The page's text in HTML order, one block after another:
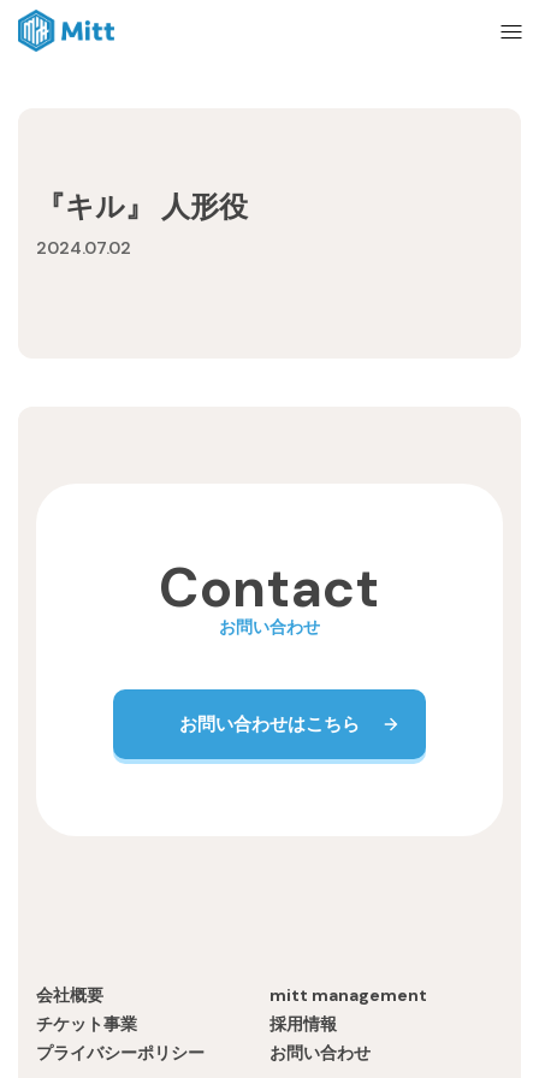
News
『キル』 人形役
2024.07.02
Contact
お問い合わせ
お問い合わせはこちら
会社概要
mitt management
チケット事業
採用情報
プライバシーポリシー
お問い合わせ